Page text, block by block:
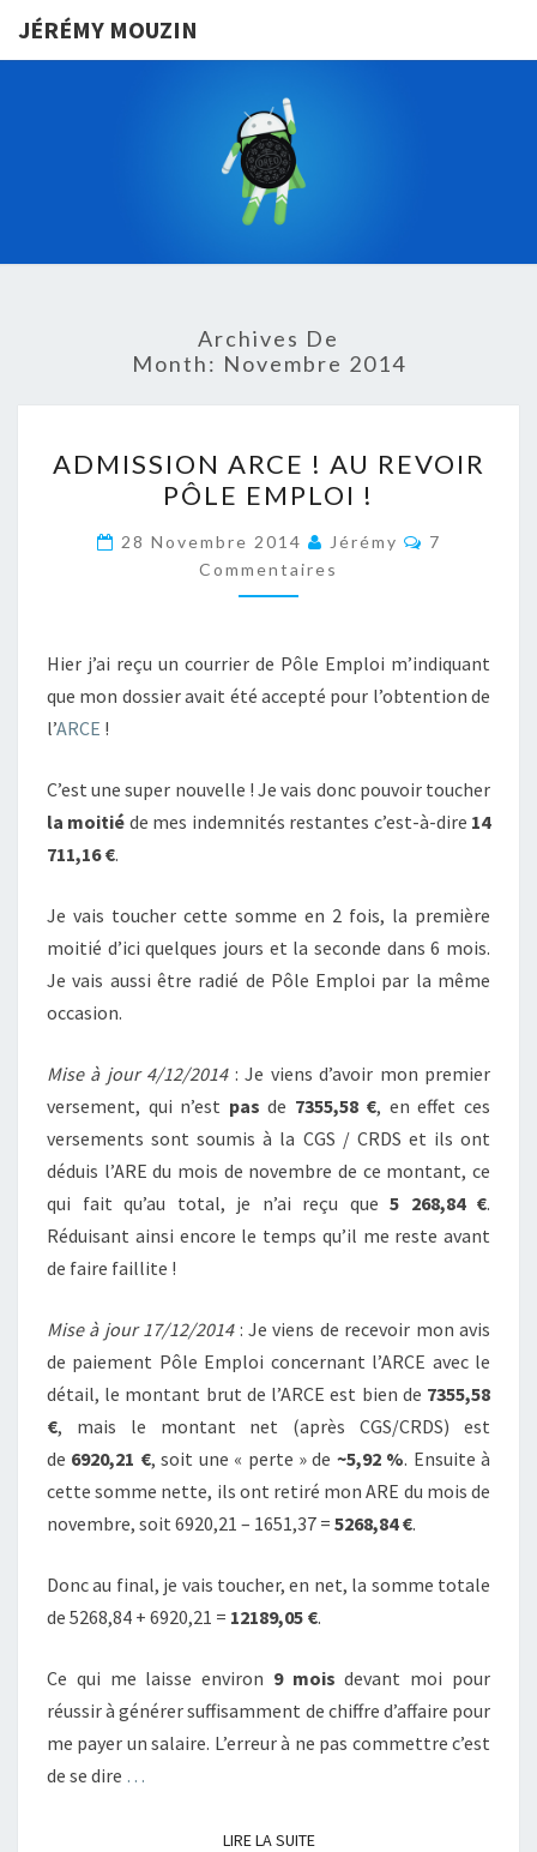
JÉRÉMY MOUZIN
JÉRÉMY
MOUZIN
VIVRE D’UNE
APPLICATION
ANDROID EN
Archives De
Month: Novembre 2014
ARCE
!
AU
REVOIR
PÔLE
!
ADMISSION ARCE ! AU REVOIR
PÔLE EMPLOI !
28 Novembre 2014 Jérémy
7
Commentaires
Hier j’ai reçu un courrier de Pôle Emploi m’indiquant
que mon dossier avait été accepté pour l’obtention de
l’ARCE !
C’est une super nouvelle ! Je vais donc pouvoir toucher
la moitié de mes indemnités restantes c’est-à-dire 14
711,16 €.
Je vais toucher cette somme en 2 fois, la première
moitié d’ici quelques jours et la seconde dans 6 mois.
Je vais aussi être radié de Pôle Emploi par la même
occasion.
Mise à jour 4/12/2014: Je viens d’avoir mon premier
versement, qui n’est pas de 7355,58 €, en effet ces
versements sont soumis à la CGS / CRDS et ils ont
déduis l’ARE du mois de novembre de ce montant, ce
qui fait qu’au total, je n’ai reçu que 5 268,84 €.
Réduisant ainsi encore le temps qu’il me reste avant
de faire faillite !
Mise à jour 17/12/2014: Je viens de recevoir mon avis
de paiement Pôle Emploi concernant l’ARCE avec le
détail, le montant brut de l’ARCE est bien de 7355,58
€, mais le montant net (après CGS/CRDS) est
de 6920,21 €, soit une « perte » de ~5,92 %. Ensuite à
cette somme nette, ils ont retiré mon ARE du mois de
novembre, soit 6920,21 – 1651,37 = 5268,84 €.
Donc au final, je vais toucher, en net, la somme totale
de 5268,84 + 6920,21 = 12189,05 €.
Ce qui me laisse environ 9 mois devant moi pour
réussir à générer suffisamment de chiffre d’affaire pour
me payer un salaire. L’erreur à ne pas commettre c’est
de se dire …
LIRE LA SUITELIRE LA SUITE